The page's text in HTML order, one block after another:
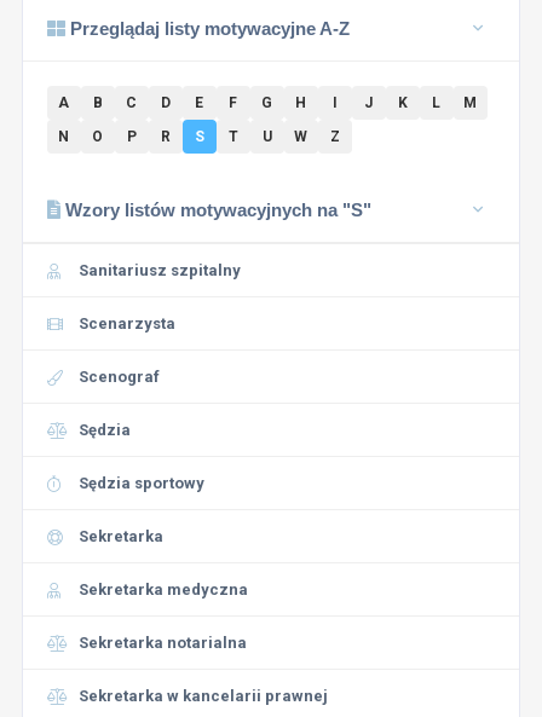
Przeglądaj listy motywacyjne A-Z
A B C D E F G H J K L
M
N
O P R S T U W Z
Wzory listów motywacyjnych na "S"
Sanitariusz szpitalny
Scenarzysta
Scenograf
Sędzia
Sędzia sportowy
Sekretarka
Sekretarka medyczna
Sekretarka notarialna
Sekretarka w kancelarii prawnej